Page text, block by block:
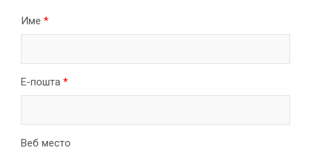
Име *
Е-пошта *
Веб место